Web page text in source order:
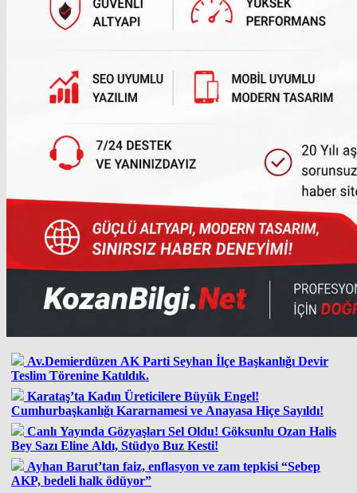
Av.Demierdüzen AK Parti Seyhan İlçe Başkanlığı Devir
Teslim Törenine Katıldık.
Karataş’ta Kadın Üreticilere Büyük Engel!
Cumhurbaşkanlığı Kararnamesi ve Anayasa Hiçe Sayıldı!
Canlı Yayında Gözyaşları Sel Oldu! Göksunlu Ozan Halis
Bey Sazı Eline Aldı, Stüdyo Buz Kesti!
Ayhan Barut’tan faiz, enflasyon ve zam tepkisi “Sebep
AKP, bedeli halk ödüyor”